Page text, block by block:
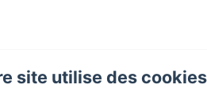
site utilise des cookies